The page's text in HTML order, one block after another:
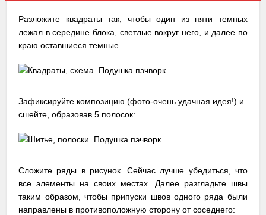
Разложите квадраты так, чтобы один из пяти темных
лежал в середине блока, светлые вокруг него, и далее по
краю оставшиеся темные.
Зафиксируйте композицию (фото-очень удачная идея!) и
сшейте, образовав 5 полосок:
Сложите ряды в рисунок. Сейчас лучше убедиться, что
все элементы на своих местах. Далее разгладьте швы
таким образом, чтобы припуски швов одного ряда были
направлены в противоположную сторону от соседнего: